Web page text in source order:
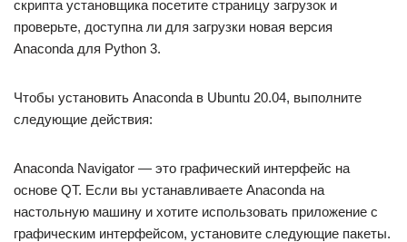
скрипта установщика посетите страницу загрузок и
проверьте, доступна ли для загрузки новая версия
Anaconda для Python 3.
Чтобы установить Anaconda в Ubuntu 20.04, выполните
следующие действия:
Anaconda Navigator — это графический интерфейс на
основе QT. Если вы устанавливаете Anaconda на
настольную машину и хотите использовать приложение с
графическим интерфейсом, установите следующие пакеты.